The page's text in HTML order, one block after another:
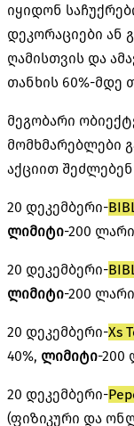
იყიდონ
დეკორაციები ან
ღამისთვის და
თანხის 60%-მდე
მეგობარი
მომხმარებლები
აქციით
20 დეკემბერი-
ლიმიტი-200 ლარი
20 დეკემბერი-
ლიმიტი-200 ლარი
20 დეკემბერი-Xs
40%, ლიმიტი-200
20 დეკემბერი-
(ფიზიკური და